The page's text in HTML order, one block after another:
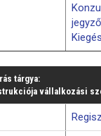
tárgya:
vállalkozási